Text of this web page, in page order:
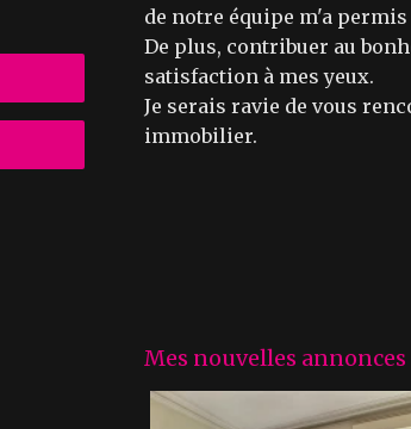
de notre équipe m'a
De plus, contribuer au
satisfaction à mes yeux.
Je serais ravie de vous
immobilier.
Mes nouvelles